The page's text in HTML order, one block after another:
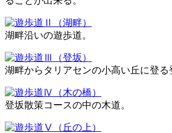
湖畔沿いの遊歩道。
湖畔からタリアセンの小高い丘に登る
登坂散策コースの中の木道。